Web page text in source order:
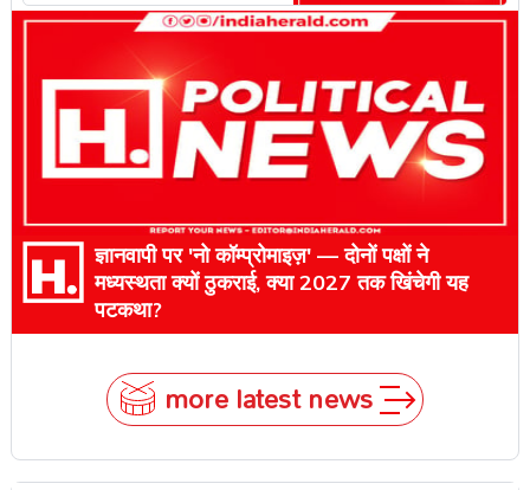
ज्ञानवापी पर 'नो कॉम्प्रोमाइज़' — दोनों पक्षों ने
मध्यस्थता क्यों ठुकराई, क्या 2027 तक खिंचेगी यह
पटकथा?
more latest news